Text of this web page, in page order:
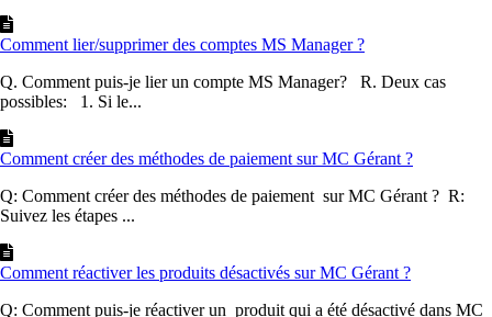
Comment lier/supprimer des comptes MS Manager ?
Q. Comment puis-je lier un compte MS Manager? R. Deux cas
possibles: 1. Si le...
Comment créer des méthodes de paiement sur MC Gérant ?
Q: Comment créer des méthodes de paiement sur MC Gérant ? R:
Suivez les étapes ...
Comment réactiver les produits désactivés sur MC Gérant ?
Q: Comment puis-je réactiver un produit qui a été désactivé dans MC